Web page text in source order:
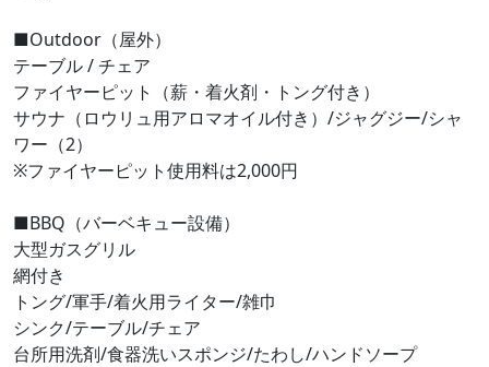
■Outdoor（屋外）
テーブル / チェア
ファイヤーピット（薪・着火剤・トング付き）
サウナ（ロウリュ用アロマオイル付き）/ジャグジー/シャ
ワー（2）
※ファイヤーピット使用料は2,000円
■BBQ（バーベキュー設備）
大型ガスグリル
網付き
トング/軍手/着火用ライター/雑巾
シンク/テーブル/チェア
台所用洗剤/食器洗いスポンジ/たわし/ハンドソープ